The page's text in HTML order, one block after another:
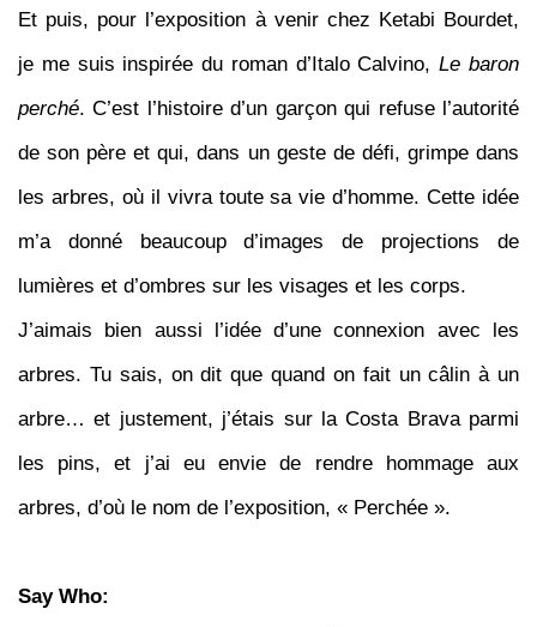
Et puis, pour l’exposition à venir chez Ketabi Bourdet,
je me suis inspirée du roman d’Italo Calvino,Le baron
perché. C’est l’histoire d’un garçon qui refuse l’autorité
de son père et qui, dans un geste de défi, grimpe dans
les arbres, où il vivra toute sa vie d’homme. Cette idée
m’a donné beaucoup d’images de projections de
lumières et d’ombres sur les visages et les corps.
J’aimais bien aussi l’idée d’une connexion avec les
arbres. Tu sais, on dit que quand on fait un câlin à un
arbre… et justement, j’étais sur la Costa Brava parmi
les pins, et j’ai eu envie de rendre hommage aux
arbres, d’où le nom de l’exposition, « Perchée ».
Say Who: